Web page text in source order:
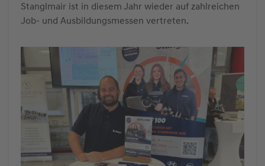
Stanglmair ist in diesem Jahr wieder auf zahlreichen
Job- und Ausbildungsmessen vertreten.